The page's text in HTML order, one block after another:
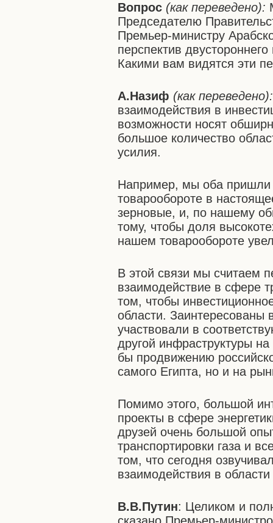
Вопрос (как переведено):
Председателю
Премьер-министру
перспектив
Какими вам видятся эти
А.Назиф (как переведено):
взаимодействия в
возможности носят
большое количество
усилия.
Например, мы оба пришли
товарообороте в
зерновые, и, по нашему
тому, чтобы доля
нашем товарообороте
В этой связи мы считаем
взаимодействие в сфере
том, чтобы
области. Заинтересованы
участвовали в
другой инфраструктуры
бы продвижению
самого Египта, но и на
Помимо этого, большой
проекты в сфере
друзей очень большой
транспортировки газа и
том, что сегодня
взаимодействия в
В.В.Путин: Целиком и